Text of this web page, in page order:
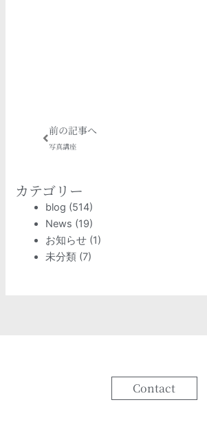
Prev
前の記事へ
写真講座
カテゴリー
blog (514)
News (19)
お知らせ (1)
未分類 (7)
Contact